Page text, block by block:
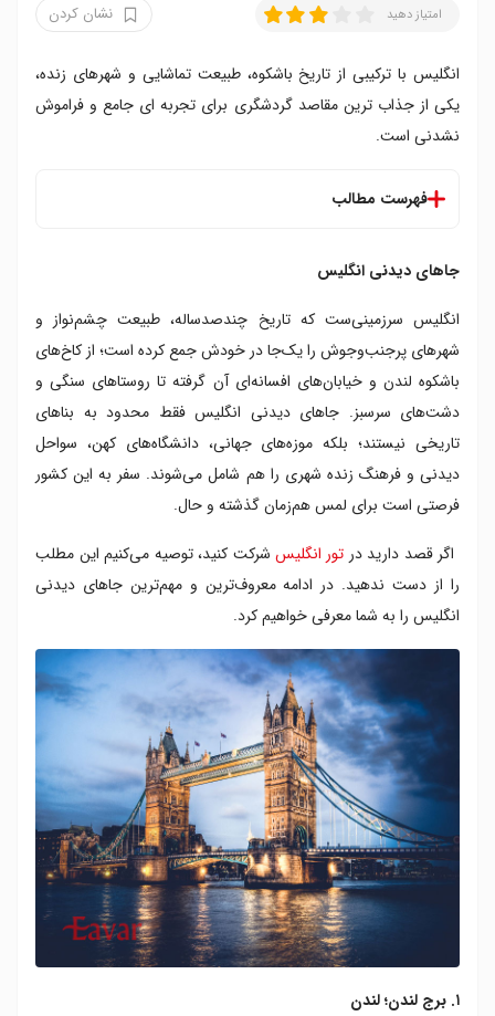
امتیاز دهید نشان کردن
انگلیس با ترکیبی از تاریخ باشکوه، طبیعت تماشایی و شهرهای زنده،
یکی از جذاب ترین مقاصد گردشگری برای تجربه ای جامع و فراموش
نشدنی است.
فهرست مطالب
۱. برج لندن؛ لندن
۳. بیگ بن؛ لندن
۴. استون هنج؛ سالزبری
۵. چشم لندن؛ لندن
۷. کلیسای وست مینستر؛ لندن
۸. حمام های رومی باث؛ باث
۱۱. گالری ملی لندن؛ لندن
۱۲. موزه تاریخ طبیعی لندن؛ لندن
۱۳. موزه ویکتوریا و آلبرت؛ لندن
۱۷. تئاتر شکسپیر گلوب؛ لندن
۱۸. هاید پارک؛ لندن
۱۹. میدان ترافالگار؛ لندن
۲۰. خیابان آکسفورد؛ لندن
۲۱. باغ وحش لندن؛ لندن
۲۲. پارک گرینویچ؛ لندن
۲۳. بازار کمدن؛ لندن
۲۴. بازار خیابان پورتوبلو؛ لندن
۲۶. ناتینگ هیل؛ لندن
۲۷. کاخ همپتون کورت؛ لندن
جاهای دیدنی انگلیس
انگلیس سرزمینی‌ست که تاریخ چندصدساله، طبیعت چشم‌نواز و
شهرهای پرجنب‌وجوش را یک‌جا در خودش جمع کرده است؛ از کاخ‌های
باشکوه لندن و خیابان‌های افسانه‌ای آن گرفته تا روستاهای سنگی و
دشت‌های سرسبز. جاهای دیدنی انگلیس فقط محدود به بناهای
تاریخی نیستند؛ بلکه موزه‌های جهانی، دانشگاه‌های کهن، سواحل
دیدنی و فرهنگ زنده شهری را هم شامل می‌شوند. سفر به این کشور
فرصتی است برای لمس هم‌زمان گذشته و حال.
اگر قصد دارید در تور انگلیس شرکت کنید، توصیه می‌کنیم این مطلب
را از دست ندهید. در ادامه معروف‌ترین و مهم‌ترین جاهای دیدنی
انگلیس را به شما معرفی خواهیم کرد.
۱. برج لندن؛ لندن